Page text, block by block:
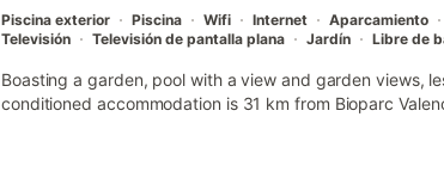
Piscina exterior Piscina Wifi Internet Aparcamiento
Televisión
Televisión de pantalla plana Jardín Libre de
Boasting a garden, pool with a view and garden views,
conditioned accommodation is 31 km from Bioparc